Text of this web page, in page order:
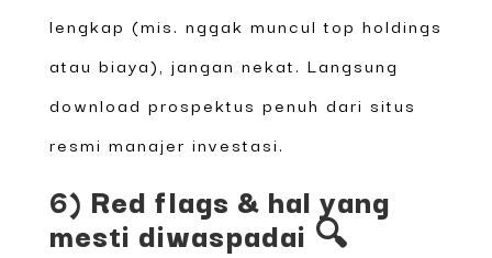
lengkap (mis. nggak muncul top holdings
atau biaya), jangan nekat. Langsung
download prospektus penuh dari situs
resmi manajer investasi.
6) Red flags & hal yang
mesti diwaspadai 🔍